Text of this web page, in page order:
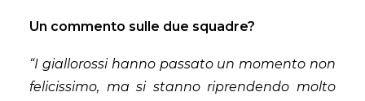
Un commento sulle due squadre?
“I giallorossi hanno passato un momento non
felicissimo, ma si stanno riprendendo molto